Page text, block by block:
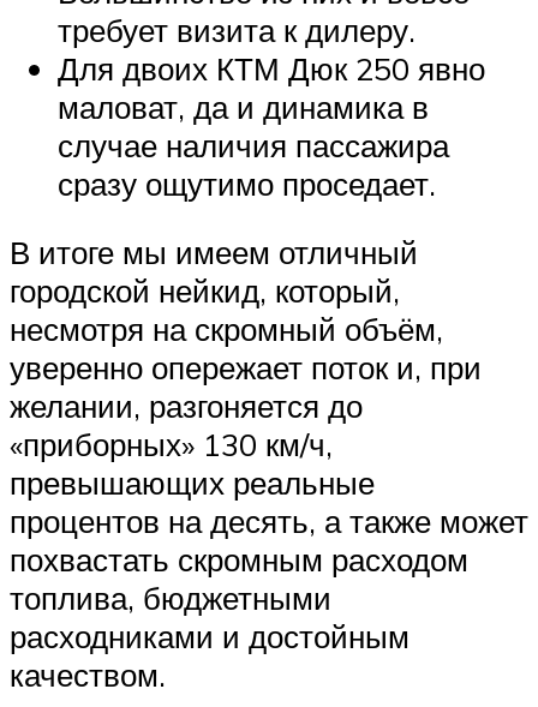
требует визита к дилеру.
Для двоих КТМ Дюк 250 явно
маловат, да и динамика в
случае наличия пассажира
сразу ощутимо проседает.
В итоге мы имеем отличный
городской нейкид, который,
несмотря на скромный объём,
уверенно опережает поток и, при
желании, разгоняется до
«приборных» 130 км/ч,
превышающих реальные
процентов на десять, а также может
похвастать скромным расходом
топлива, бюджетными
расходниками и достойным
качеством.